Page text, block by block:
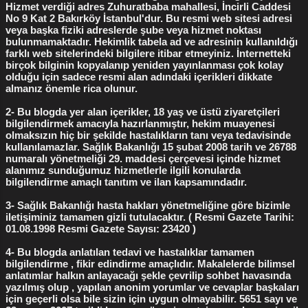
vajinaya hava girişi çıkışına bağlı adeta gaz
çıkartmaya benzer rahatsız edici sesler , Sık
tekrarlayan vajinal enfeksiyonlar ve başa
çıkılamayan kötü koku ,...
Hizmet verdiği adres Zuhuratbaba mahallesi, İncirli Caddesi
No 9 Kat 2 Bakırköy İstanbul'dur. Bu resmi web sitesi adresi
veya başka fiziki adreslerde şube veya hizmet noktası
bulunmamaktadır. Hekimlik tabela ad ve adresinin kullanıldığı
farklı web sitelerindeki bilgilere itibar etmeyiniz. İnternetteki
birçok bilginin kopyalanıp yeniden yayınlanması çok kolay
olduğu için sadece resmi alan adındaki içerikleri dikkate
almanız önemle rica olunur.
2- Bu blogda yer alan içerikler, 18 yaş ve üstü ziyaretçileri
bilgilendirmek amacıyla hazırlanmıştır, hekim muayenesi
olmaksızın hiç bir şekilde hastalıkların tanı veya tedavisinde
kullanılamazlar. Sağlık Bakanlığı 15 şubat 2008 tarih ve 26788
numaralı yönetmeliği 29. maddesi çerçevesi içinde hizmet
alanımız sunduğumuz hizmetlerle ilgili konularda
bilgilendirme amaçlı tanıtım ve ilan kapsamındadır.
3- Sağlık Bakanlığı hasta hakları yönetmeliğine göre bizimle
iletişiminiz tamamen gizli tutulacaktır. ( Resmi Gazete Tarihi:
01.08.1998 Resmi Gazete Sayısı: 23420 )
4- Bu blogda anlatılan tedavi ve hastalıklar tamamen
bilgilendirme , fikir edindirme amaçlıdır. Makalelerde bilimsel
anlatımlar halkın anlayacağı şekle çevrilip sohbet havasında
yazılmış olup , yapılan anonim yorumlar ve cevaplar başkaları
için geçerli olsa bile sizin için uygun olmayabilir. 5651 sayı ve